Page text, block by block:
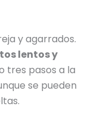
y agarrados.
lentos y
tres pasos a la
se pueden